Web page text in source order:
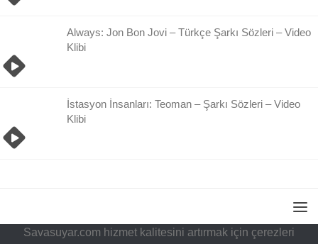
Always: Jon Bon Jovi – Türkçe Şarkı Sözleri – Video
Klibi
İstasyon İnsanları: Teoman – Şarkı Sözleri – Video
Klibi
Savasuyar.com hizmet kalitesini artırmak için çerezleri